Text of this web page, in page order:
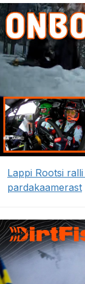
Lappi Rootsi
pardakaamerast